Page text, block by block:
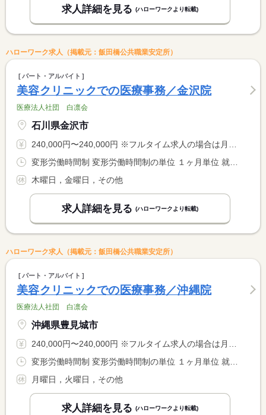
求人詳細を見る (ハローワークより転載)
ハローワーク求人（掲載元：飯田橋公共職業安定所）
パート・アルバイト
美容クリニックでの医療事務／金沢院
医療法人社団 白凛会
石川県金沢市
240,000円〜240,000円 ※フルタイム求人の場合は月額（換算額）、パート求人の場合は時間額を表示しています。
木曜日，金曜日，その他
求人詳細を見る (ハローワークより転載)
ハローワーク求人（掲載元：飯田橋公共職業安定所）
パート・アルバイト
美容クリニックでの医療事務／沖縄院
医療法人社団 白凛会
沖縄県豊見城市
240,000円〜240,000円 ※フルタイム求人の場合は月額（換算額）、パート求人の場合は時間額を表示しています。
月曜日，火曜日，その他
求人詳細を見る (ハローワークより転載)